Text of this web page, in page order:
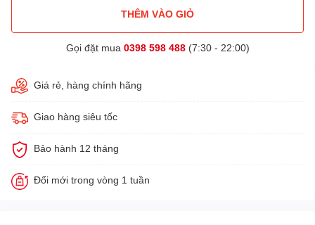
THÊM VÀO GIỎ
Gọi đặt mua 0398 598 488(7:30 - 22:00)
Giá rẻ, hàng chính hãng
Giao hàng siêu tốc
Bảo hành 12 tháng
Đổi mới trong vòng 1 tuần